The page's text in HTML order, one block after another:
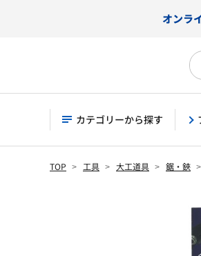
オンラ
カテゴリーから探す
TOP 工具 大工道具 鋸・鋏